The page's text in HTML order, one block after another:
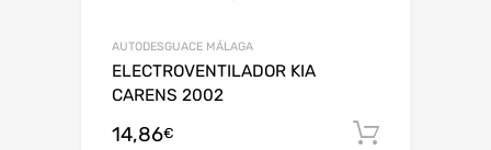
AUTODESGUACE MÁLAGA
ELECTROVENTILADOR KIA
CARENS 2002
14,86€